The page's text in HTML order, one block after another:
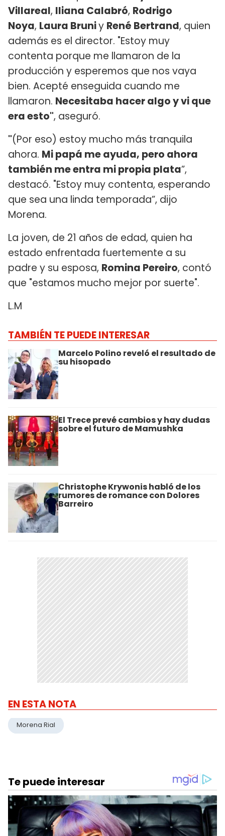
Villareal, Iliana Calabró, Rodrigo
Noya, Laura Bruniy René Bertrand, quien
además es el director. "Estoy muy
contenta porque me llamaron de la
producción y esperemos que nos vaya
bien. Acepté enseguida cuando me
llamaron. Necesitaba hacer algo y vi que
era esto", aseguró.
"(Por eso) estoy mucho más tranquila
ahora. Mi papá me ayuda, pero ahora
también me entra mi propia plata”,
destacó. "Estoy muy contenta, esperando
que sea una linda temporada”, dijo
Morena.
La joven, de 21 años de edad, quien ha
estado enfrentada fuertemente a su
padre y su esposa, Romina Pereiro, contó
que "estamos mucho mejor por suerte".
L.M
TAMBIÉN TE PUEDE INTERESAR
Marcelo Polino reveló el resultado de
su hisopado
El Trece prevé cambios y hay dudas
sobre el futuro de Mamushka
Christophe Krywonis habló de los
rumores de romance con Dolores
Barreiro
EN ESTA NOTA
Morena Rial